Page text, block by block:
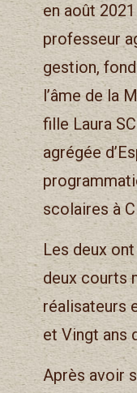
en août
professeur
gestion,
l’âme de la
fille Laura
agrégée
scolaires à
Les deux
deux courts
réalisateurs
et Vingt ans
Après avoir